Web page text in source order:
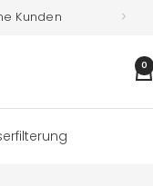
Kunden
0